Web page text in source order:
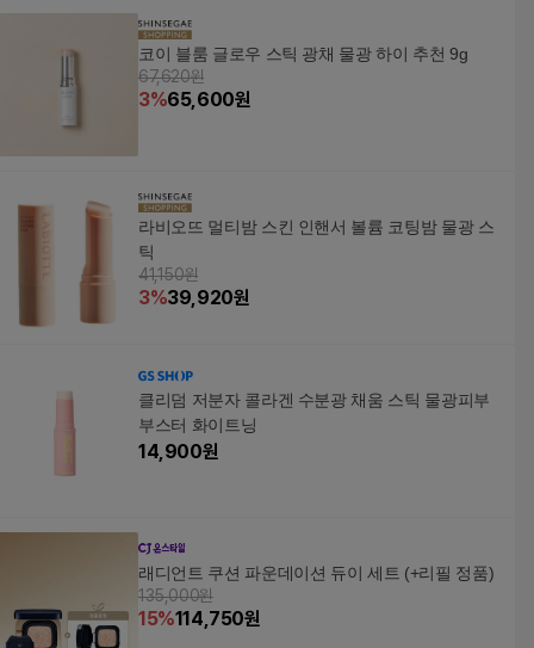
코이 블룸 글로우 스틱 광채 물광 하이 추천 9g
67,620원
3%65,600원
라비오뜨 멀티밤 스킨 인핸서 볼륨 코팅밤 물광 스
틱
41,150원
3%39,920원
클리덤 저분자 콜라겐 수분광 채움 스틱 물광피부
부스터 화이트닝
14,900원
래디언트 쿠션 파운데이션 듀이 세트 (+리필 정품)
135,000원
15%114,750원